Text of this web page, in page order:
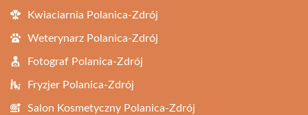
Kwiaciarnia Polanica-Zdrój
Weterynarz Polanica-Zdrój
Fotograf Polanica-Zdrój
Fryzjer Polanica-Zdrój
Salon Kosmetyczny Polanica-Zdrój